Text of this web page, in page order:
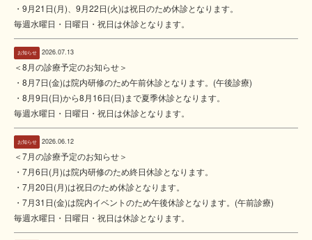
・9月21日(月)、9月22日(火)は祝日のため休診となります。
毎週水曜日・日曜日・祝日は休診となります。
お知らせ 2026.07.13
＜8月の診療予定のお知らせ＞
・8月7日(金)は院内研修のため午前休診となります。(午後診療)
・8月9日(日)から8月16日(日)まで夏季休診となります。
毎週水曜日・日曜日・祝日は休診となります。
お知らせ 2026.06.12
＜7月の診療予定のお知らせ＞
・7月6日(月)は院内研修のため終日休診となります。
・7月20日(月)は祝日のため休診となります。
・7月31日(金)は院内イベントのため午後休診となります。(午前診療)
毎週水曜日・日曜日・祝日は休診となります。